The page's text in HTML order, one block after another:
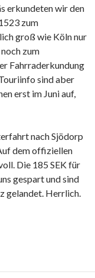
erkundeten wir den
zum
groß wie Köln nur
zum
Fahrraderkundung
sind aber
erst im Juni auf,
nach Sjödorp
dem offiziellen
Die 185 SEK für
gespart und sind
gelandet. Herrlich.